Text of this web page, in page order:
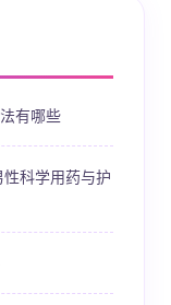
有哪些
科学用药与护